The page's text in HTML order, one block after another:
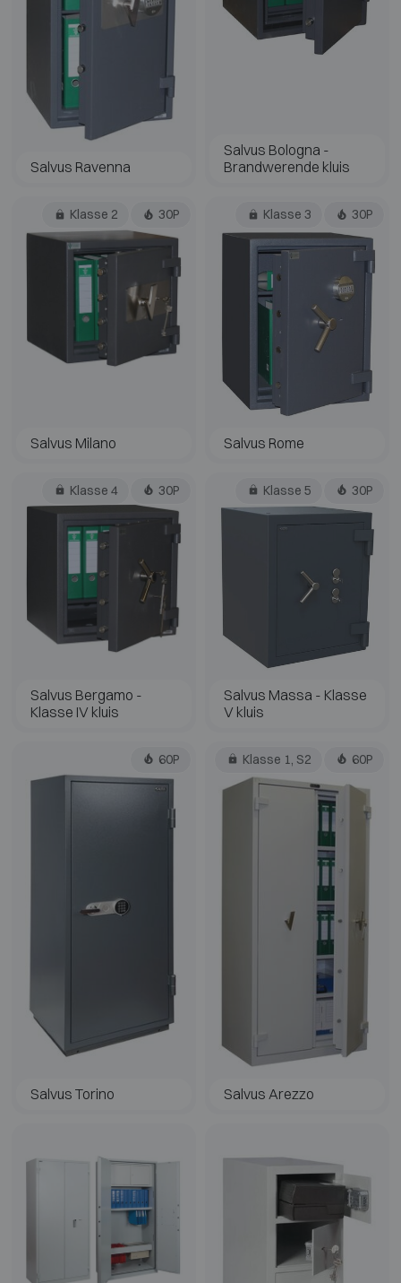
Salvus Ravenna
Salvus Bologna -
Brandwerende kluis
Klasse 2 30P
Salvus Milano
Klasse 3 30P
Salvus Rome
Klasse 4 30P
Salvus Bergamo -
Klasse IV kluis
Klasse 5 30P
Salvus Massa - Klasse
V kluis
60P
Salvus Torino
Klasse 1, S2 60P
Salvus Arezzo